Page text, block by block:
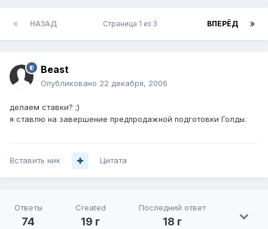
НАЗАД ВПЕРЁД
Страница 1 из 3
Beast
Опубликовано 22 декабря, 2006
делаем ставки? ;)
я ставлю на завершение предпродажной подготовки Голды.
Вставить ник Цитата
Ответы
74
Created
19 г
Последний ответ
18 г